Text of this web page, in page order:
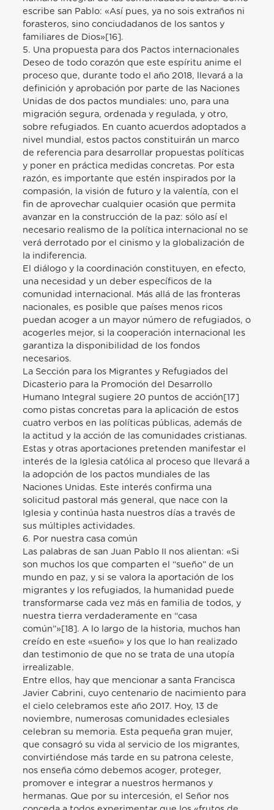
escribe san Pablo: «Así pues, ya no sois extraños ni
forasteros, sino conciudadanos de los santos y
familiares de Dios»[16].
5. Una propuesta para dos Pactos internacionales
Deseo de todo corazón que este espíritu anime el
proceso que, durante todo el año 2018, llevará a la
definición y aprobación por parte de las Naciones
Unidas de dos pactos mundiales: uno, para una
migración segura, ordenada y regulada, y otro,
sobre refugiados. En cuanto acuerdos adoptados a
nivel mundial, estos pactos constituirán un marco
de referencia para desarrollar propuestas políticas
y poner en práctica medidas concretas. Por esta
razón, es importante que estén inspirados por la
compasión, la visión de futuro y la valentía, con el
fin de aprovechar cualquier ocasión que permita
avanzar en la construcción de la paz: sólo así el
necesario realismo de la política internacional no se
verá derrotado por el cinismo y la globalización de
la indiferencia.
El diálogo y la coordinación constituyen, en efecto,
una necesidad y un deber específicos de la
comunidad internacional. Más allá de las fronteras
nacionales, es posible que países menos ricos
puedan acoger a un mayor número de refugiados, o
acogerles mejor, si la cooperación internacional les
garantiza la disponibilidad de los fondos
necesarios.
La Sección para los Migrantes y Refugiados del
Dicasterio para la Promoción del Desarrollo
Humano Integral sugiere 20 puntos de acción[17]
como pistas concretas para la aplicación de estos
cuatro verbos en las políticas públicas, además de
la actitud y la acción de las comunidades cristianas.
Estas y otras aportaciones pretenden manifestar el
interés de la Iglesia católica al proceso que llevará a
la adopción de los pactos mundiales de las
Naciones Unidas. Este interés confirma una
solicitud pastoral más general, que nace con la
Iglesia y continúa hasta nuestros días a través de
sus múltiples actividades.
6. Por nuestra casa común
Las palabras de san Juan Pablo II nos alientan: «Si
son muchos los que comparten el “sueño” de un
mundo en paz, y si se valora la aportación de los
migrantes y los refugiados, la humanidad puede
transformarse cada vez más en familia de todos, y
nuestra tierra verdaderamente en “casa
común”»[18]. A lo largo de la historia, muchos han
creído en este «sueño» y los que lo han realizado
dan testimonio de que no se trata de una utopía
irrealizable.
Entre ellos, hay que mencionar a santa Francisca
Javier Cabrini, cuyo centenario de nacimiento para
el cielo celebramos este año 2017. Hoy, 13 de
noviembre, numerosas comunidades eclesiales
celebran su memoria. Esta pequeña gran mujer,
que consagró su vida al servicio de los migrantes,
convirtiéndose más tarde en su patrona celeste,
nos enseña cómo debemos acoger, proteger,
promover e integrar a nuestros hermanos y
hermanas. Que por su intercesión, el Señor nos